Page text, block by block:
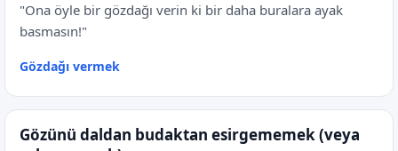
"Ona öyle bir gözdağı verin ki bir daha buralara ayak
basmasın!"
Gözdağı vermek
Gözünü daldan budaktan esirgememek (veya